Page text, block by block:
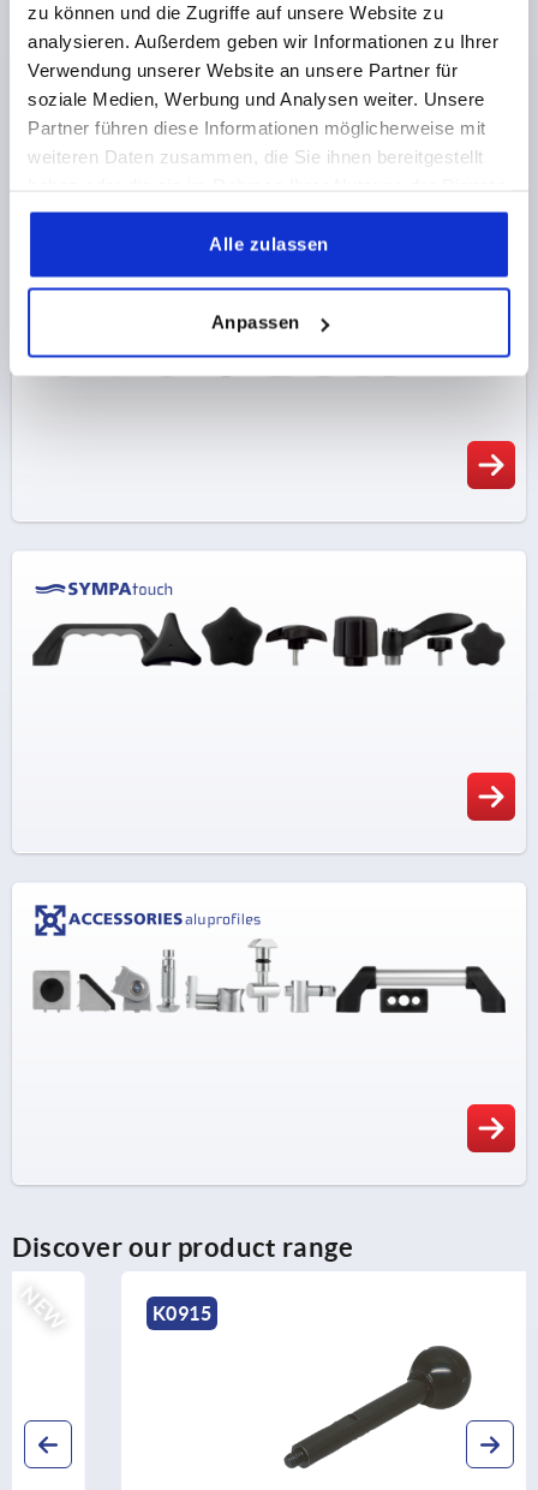
zu können und die Zugriffe auf unsere Website zu
analysieren. Außerdem geben wir Informationen zu Ihrer
Verwendung unserer Website an unsere Partner für
soziale Medien, Werbung und Analysen weiter. Unsere
Partner führen diese Informationen möglicherweise mit
weiteren Daten zusammen, die Sie ihnen bereitgestellt
gesammelt haben.
Alle zulassen
Anpassen
Discover our product range
K0915